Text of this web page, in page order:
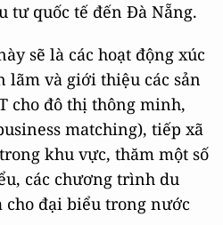
tư quốc tế đến Đà Nẵng.
sẽ là các hoạt động xúc
và giới thiệu các sản
cho đô thị thông minh,
matching), tiếp xã
khu vực, thăm một số
các chương trình du
đại biểu trong nước